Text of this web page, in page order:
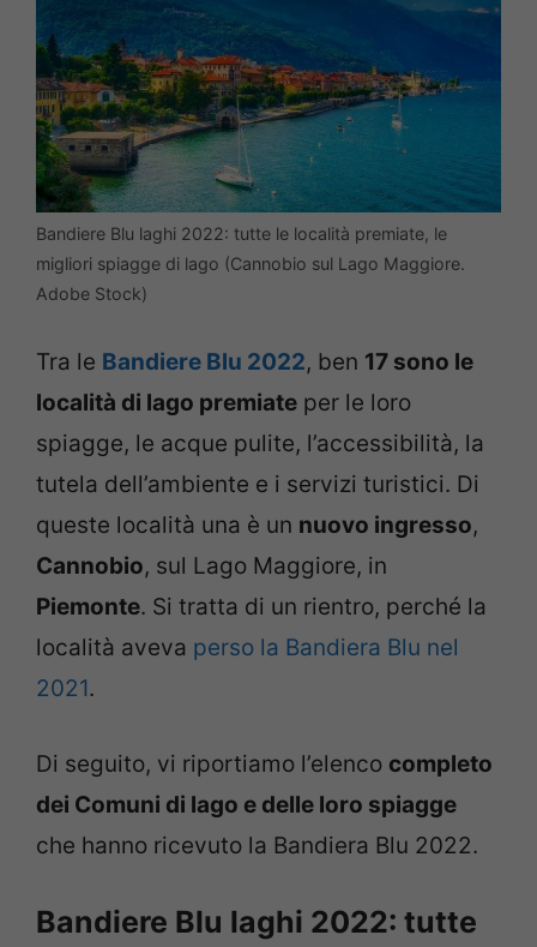
Bandiere Blu laghi 2022: tutte le località premiate, le
migliori spiagge di lago (Cannobio sul Lago Maggiore.
Adobe Stock)
Tra le Bandiere Blu 2022, ben 17 sono le
località di lago premiate per le loro
spiagge, le acque pulite, l’accessibilità, la
tutela dell’ambiente e i servizi turistici. Di
queste località una è un nuovo ingresso,
Cannobio, sul Lago Maggiore, in
Piemonte. Si tratta di un rientro, perché la
località aveva perso la Bandiera Blu nel
2021.
Di seguito, vi riportiamo l’elenco completo
dei Comuni di lago e delle loro spiagge
che hanno ricevuto la Bandiera Blu 2022.
Bandiere Blu laghi 2022: tutte